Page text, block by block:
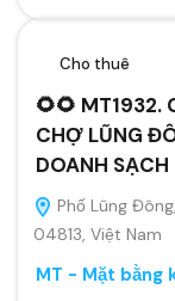
Cho thuê
🌻🌻 MT1932.
CHỢ LŨNG
DOANH
Phố Lũng
04813, Việt Nam
MT - Mặt bằng